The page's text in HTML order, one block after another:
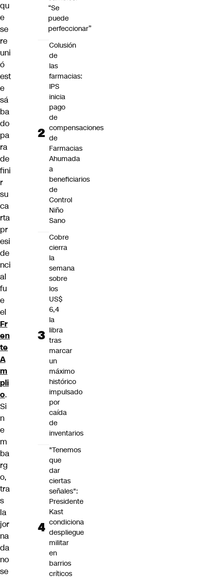
qu
e
se
re
uni
ó
est
e
sá
ba
do
pa
ra
de
fini
r
su
ca
rta
pr
esi
de
nci
al
fu
e
el
Fr
en
te
A
m
pli
o.
Si
n
e
m
ba
rg
o,
tra
s
la
jor
na
da
no
se
“Se
puede
perfeccionar”
Colusión
de
las
farmacias:
IPS
inicia
pago
de
compensaciones
de
Farmacias
Ahumada
a
beneficiarios
de
Control
Niño
Sano
Cobre
cierra
la
semana
sobre
los
US$
6,4
la
libra
tras
marcar
un
máximo
histórico
impulsado
por
caída
de
inventarios
"Tenemos
que
dar
ciertas
señales":
Presidente
Kast
condiciona
despliegue
militar
en
barrios
críticos